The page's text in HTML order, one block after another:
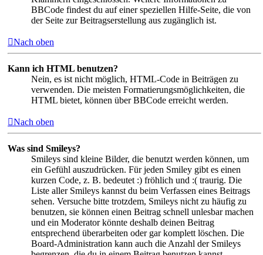
BBCode findest du auf einer speziellen Hilfe-Seite, die von
der Seite zur Beitragserstellung aus zugänglich ist.
Nach oben
Kann ich HTML benutzen?
Nein, es ist nicht möglich, HTML-Code in Beiträgen zu
verwenden. Die meisten Formatierungsmöglichkeiten, die
HTML bietet, können über BBCode erreicht werden.
Nach oben
Was sind Smileys?
Smileys sind kleine Bilder, die benutzt werden können, um
ein Gefühl auszudrücken. Für jeden Smiley gibt es einen
kurzen Code, z. B. bedeutet :) fröhlich und :( traurig. Die
Liste aller Smileys kannst du beim Verfassen eines Beitrags
sehen. Versuche bitte trotzdem, Smileys nicht zu häufig zu
benutzen, sie können einen Beitrag schnell unlesbar machen
und ein Moderator könnte deshalb deinen Beitrag
entsprechend überarbeiten oder gar komplett löschen. Die
Board-Administration kann auch die Anzahl der Smileys